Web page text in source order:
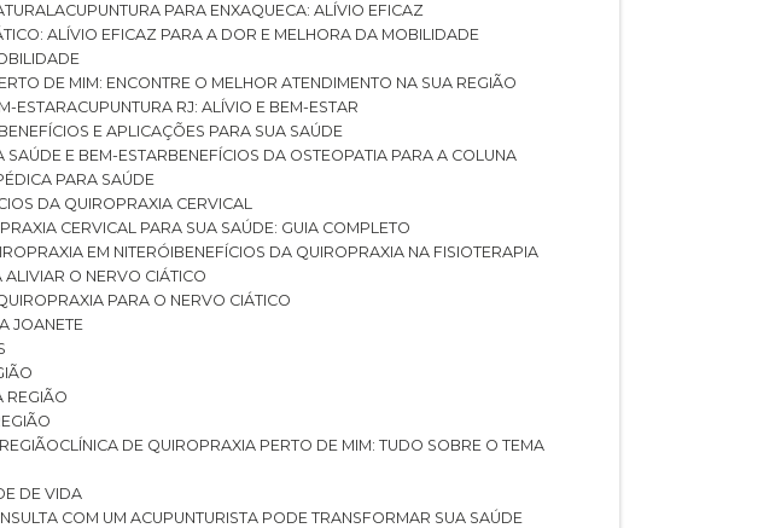
ACUPUNTURA PARA ENXAQUECA: ALÍVIO EFICAZ
ALÍVIO EFICAZ PARA A DOR E MELHORA DA MOBILIDADE
DE MIM: ENCONTRE O MELHOR ATENDIMENTO NA SUA REGIÃO
ESTAR
ACUPUNTURA RJ: ALÍVIO E BEM-ESTAR
BENEFÍCIOS E APLICAÇÕES PARA SUA SAÚDE
SAÚDE E BEM-ESTAR
BENEFÍCIOS DA OSTEOPATIA PARA A COLUNA
PARA SAÚDE
DA QUIROPRAXIA CERVICAL
CERVICAL PARA SUA SAÚDE: GUIA COMPLETO
EM NITERÓI
BENEFÍCIOS DA QUIROPRAXIA NA FISIOTERAPIA
ALIVIAR O NERVO CIÁTICO
PARA O NERVO CIÁTICO
JOANETE
REGIÃO
CLÍNICA DE QUIROPRAXIA PERTO DE MIM: TUDO SOBRE O TEMA
DE VIDA
COM UM ACUPUNTURISTA PODE TRANSFORMAR SUA SAÚDE